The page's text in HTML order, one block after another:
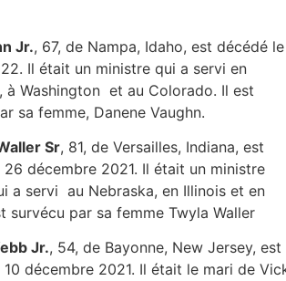
Jr., 67, de Nampa, Idaho, est décédé
Il était un ministre qui a servi en
à Washington et au Colorado. Il est
sa femme, Danene Vaughn.
Sr, 81, de Versailles, Indiana, est
décembre 2021. Il était un ministre
a servi au Nebraska, en Illinois et en
survécu par sa femme Twyla Waller
Jr., 54, de Bayonne, New Jersey, est
décembre 2021. Il était le mari de